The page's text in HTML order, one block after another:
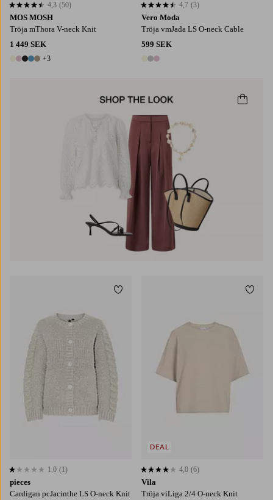
MOS MOSH
Tröja mThora V-neck Knit
1 449 SEK
8 färger
+3
4,3 baserat på 50 st betyg
4,3 (50)
Vero Moda
Tröja vmJada LS O-neck Cable
599 SEK
3 färger
4,7 baserat på 3 st betyg
4,7 (3)
pieces
Cardigan pcJacinthe LS O-neck Knit
1,0 baserat på 1 st betyg
1,0 (1)
Lägg till i favoriter
Vila
Tröja viLiga 2/4 O-neck Knit
4,0 baserat på 6 st betyg
4,0 (6)
DEAL